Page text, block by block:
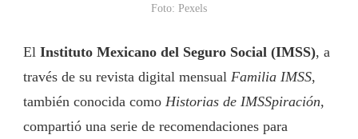
Foto: Pexels
El Instituto Mexicano del Seguro Social (IMSS), a
través de su revista digital mensual Familia IMSS,
también conocida como Historias de IMSSpiración,
compartió una serie de recomendaciones para